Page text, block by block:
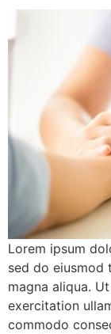
Lorem ipsum
sed do
magna aliqua.
exercitation
commodo